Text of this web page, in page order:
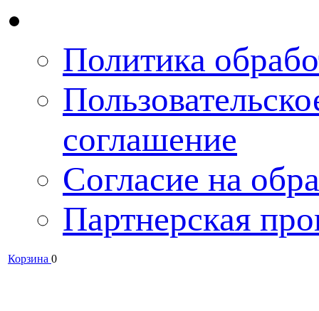
Политика
соглашение
Согласие на
Партнерская
Корзина 0